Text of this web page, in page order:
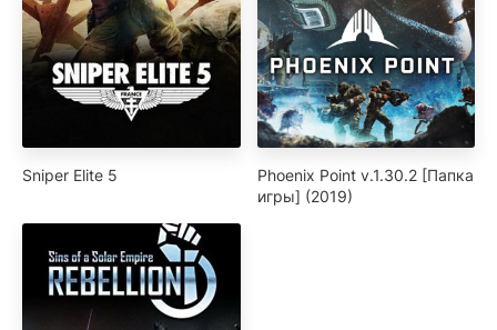
Sniper Elite 5
Phoenix Point v.1.30.2 [Папка
игры] (2019)